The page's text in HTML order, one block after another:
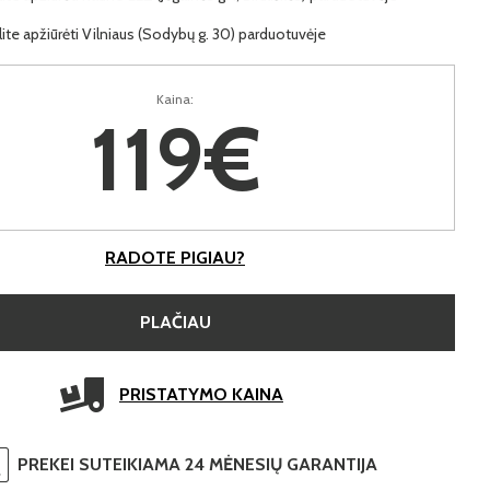
apžiūrėti Vilniaus (Sodybų g. 30) parduotuvėje
Kaina:
119€
RADOTE PIGIAU?
PLAČIAU
PRISTATYMO KAINA
PREKEI SUTEIKIAMA 24 MĖNESIŲ GARANTIJA